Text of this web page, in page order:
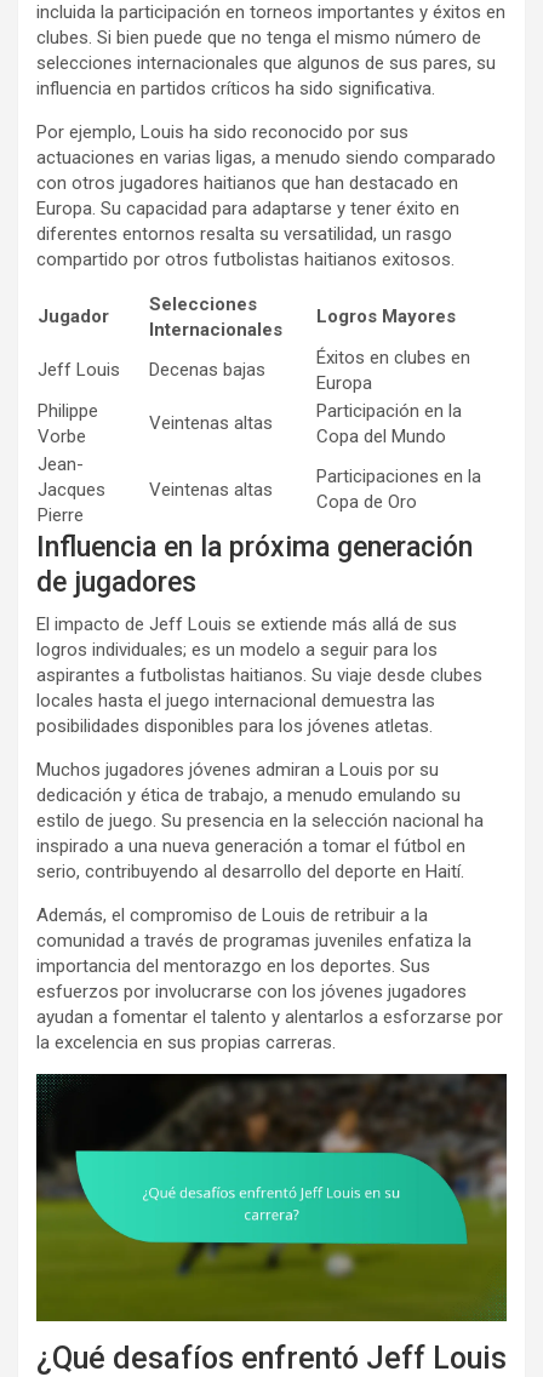
incluida la participación en torneos importantes y éxitos en
clubes. Si bien puede que no tenga el mismo número de
selecciones internacionales que algunos de sus pares, su
influencia en partidos críticos ha sido significativa.
Por ejemplo, Louis ha sido reconocido por sus
actuaciones en varias ligas, a menudo siendo comparado
con otros jugadores haitianos que han destacado en
Europa. Su capacidad para adaptarse y tener éxito en
diferentes entornos resalta su versatilidad, un rasgo
compartido por otros futbolistas haitianos exitosos.
Jugador
Selecciones
Internacionales
Logros Mayores
Jeff Louis Decenas bajas
Éxitos en clubes en
Europa
Philippe
Vorbe
Veintenas altas
Participación en la
Copa del Mundo
Jean-
Jacques
Pierre
Veintenas altas
Participaciones en la
Copa de Oro
Influencia en la próxima generación
de jugadores
El impacto de Jeff Louis se extiende más allá de sus
logros individuales; es un modelo a seguir para los
aspirantes a futbolistas haitianos. Su viaje desde clubes
locales hasta el juego internacional demuestra las
posibilidades disponibles para los jóvenes atletas.
Muchos jugadores jóvenes admiran a Louis por su
dedicación y ética de trabajo, a menudo emulando su
estilo de juego. Su presencia en la selección nacional ha
inspirado a una nueva generación a tomar el fútbol en
serio, contribuyendo al desarrollo del deporte en Haití.
Además, el compromiso de Louis de retribuir a la
comunidad a través de programas juveniles enfatiza la
importancia del mentorazgo en los deportes. Sus
esfuerzos por involucrarse con los jóvenes jugadores
ayudan a fomentar el talento y alentarlos a esforzarse por
la excelencia en sus propias carreras.
¿Qué desafíos enfrentó Jeff Louis